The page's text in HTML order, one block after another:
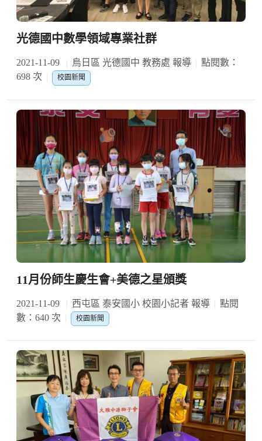
光德國中數學領域專業社群
2021-11-09 烏日區 光德國中 教務處 報導
點閱數：
698 次
校園新聞
11月份師生慶生會+美德之星頒獎
2021-11-09 西屯區 泰安國小 校園小記者 報導
點閱
數：640 次
校園新聞